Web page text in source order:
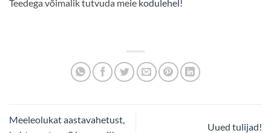
Teedega võimalik tutvuda meie kodulehel!
Meeleolukat aastavahetust,
Uued tulijad!